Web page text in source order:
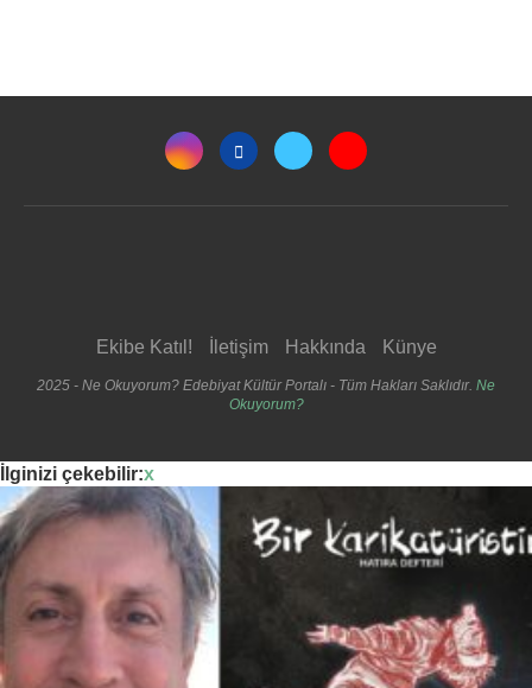
Ekibe Katıl! İletişim Hakkında Künye
2025 - Ne Okuyorum? Edebiyat Kültür Portalı - Tüm Hakları Saklıdır. Ne
Okuyorum?
İlginizi çekebilir:x